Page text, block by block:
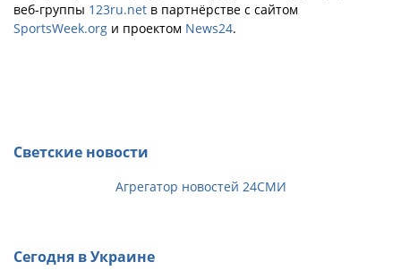
веб-группы 123ru.net в партнёрстве с сайтом
SportsWeek.org и проектом News24.
Светские новости
Агрегатор новостей 24СМИ
Сегодня в Украине